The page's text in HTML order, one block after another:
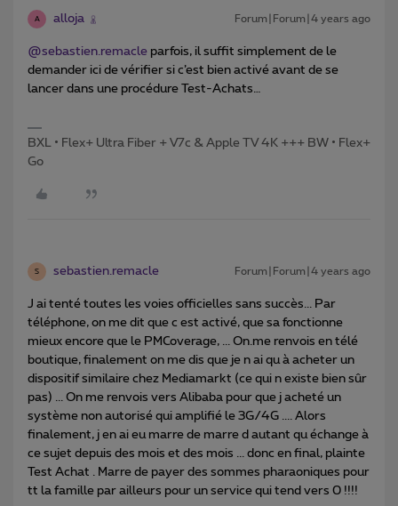
A alloja Forum|Forum|4 years ago
@sebastien.remacle parfois, il suffit simplement de le
demander ici de vérifier si c’est bien activé avant de se
lancer dans une procédure Test-Achats…
BXL • Flex+ Ultra Fiber + V7c & Apple TV 4K +++ BW • Flex+
Go
S sebastien.remacle Forum|Forum|4 years ago
J ai tenté toutes les voies officielles sans succès... Par
téléphone, on me dit que c est activé, que sa fonctionne
mieux encore que le PMCoverage, ... On.me renvois en télé
boutique, finalement on me dis que je n ai qu à acheter un
dispositif similaire chez Mediamarkt (ce qui n existe bien sûr
pas) ... On me renvois vers Alibaba pour que j acheté un
système non autorisé qui amplifié le 3G/4G .... Alors
finalement, j en ai eu marre de marre d autant qu échange à
ce sujet depuis des mois et des mois ... donc en final, plainte
Test Achat . Marre de payer des sommes pharaoniques pour
tt la famille par ailleurs pour un service qui tend vers 0 !!!!